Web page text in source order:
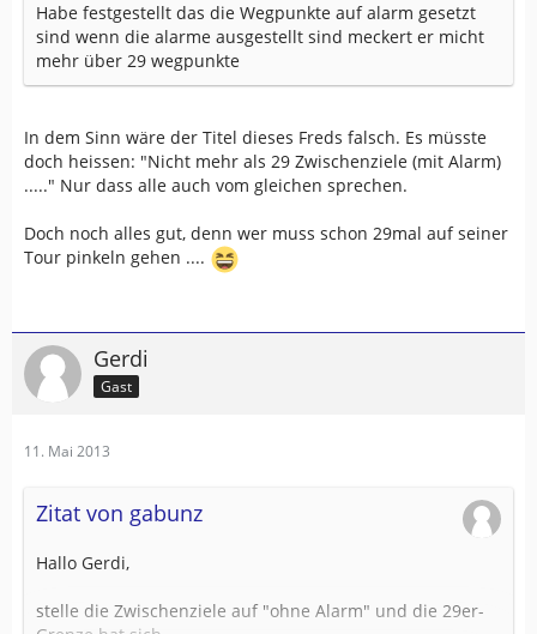
Habe festgestellt das die Wegpunkte auf alarm gesetzt
sind wenn die alarme ausgestellt sind meckert er micht
mehr über 29 wegpunkte
In dem Sinn wäre der Titel dieses Freds falsch. Es müsste
doch heissen: "Nicht mehr als 29 Zwischenziele (mit Alarm)
....." Nur dass alle auch vom gleichen sprechen.
Doch noch alles gut, denn wer muss schon 29mal auf seiner
Tour pinkeln gehen ....
Gerdi
Gast
11. Mai 2013
Zitat von gabunz
Hallo Gerdi,
stelle die Zwischenziele auf "ohne Alarm" und die 29er-